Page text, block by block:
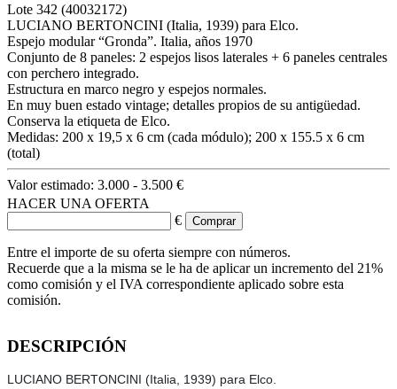
Lote 342 (40032172)
LUCIANO BERTONCINI (Italia, 1939) para Elco.
Espejo modular “Gronda”. Italia, años 1970
Conjunto de 8 paneles: 2 espejos lisos laterales + 6 paneles centrales
con perchero integrado.
Estructura en marco negro y espejos normales.
En muy buen estado vintage; detalles propios de su antigüedad.
Conserva la etiqueta de Elco.
Medidas: 200 x 19,5 x 6 cm (cada módulo); 200 x 155.5 x 6 cm
(total)
Valor estimado: 3.000 - 3.500 €
HACER UNA OFERTA
€
Entre el importe de su oferta siempre con números.
Recuerde que a la misma se le ha de aplicar un incremento del 21%
como comisión y el IVA correspondiente aplicado sobre esta
comisión.
DESCRIPCIÓN
LUCIANO BERTONCINI (Italia, 1939) para Elco.